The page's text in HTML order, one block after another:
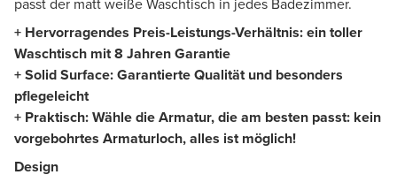
+ Hervorragendes Preis-Leistungs-Verhältnis: ein toller
Waschtisch mit 8 Jahren Garantie
+ Solid Surface: Garantierte Qualität und besonders
pflegeleicht
+ Praktisch: Wähle die Armatur, die am besten passt: kein
vorgebohrtes Armaturloch, alles ist möglich!
Design